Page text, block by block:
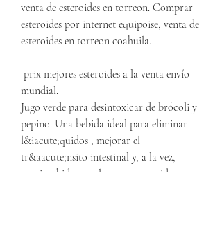
venta de esteroides en torreon. Comprar
esteroides por internet equipoise, venta de
esteroides en torreon coahuila.
mundial.
Jugo verde para desintoxicar de brócoli y
pepino. Una bebida ideal para eliminar
l&iacute;quidos , mejorar el
tr&aacute;nsito intestinal y, a la vez,
nutrir e hidratar el cuerpo, steroide